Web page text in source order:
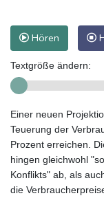
Hören
Textgröße ändern:
Einer neuen
Teuerung der
Prozent erreichen.
hingen gleichwohl
Konflikts" ab, als
die